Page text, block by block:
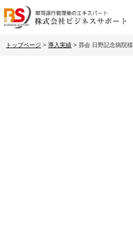
トップページ > 導入実績 > 昴会 日野記念病院様